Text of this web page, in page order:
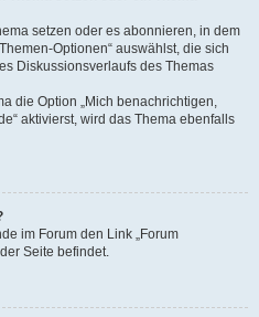
setzen oder es abonnieren, in dem
Optionen“ auswählst, die sich
Diskussionsverlaufs des Themas
die Option „Mich benachrichtigen,
aktivierst, wird das Thema ebenfalls
im Forum den Link „Forum
Seite befindet.